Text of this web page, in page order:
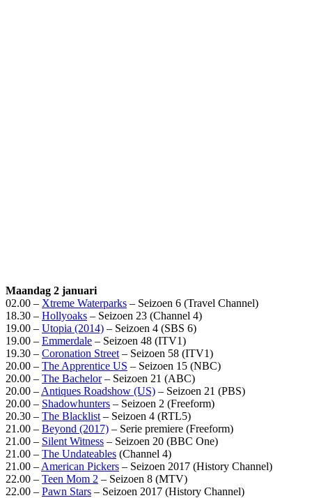
Maandag 2 januari
02.00 – Xtreme Waterparks – Seizoen 6 (Travel Channel)
18.30 – Hollyoaks – Seizoen 23 (Channel 4)
19.00 – Utopia (2014) – Seizoen 4 (SBS 6)
19.00 – Emmerdale – Seizoen 48 (ITV1)
19.30 – Coronation Street – Seizoen 58 (ITV1)
20.00 – The Apprentice US – Seizoen 15 (NBC)
20.00 – The Bachelor– Seizoen 21 (ABC)
20.00 – Antiques Roadshow (US) – Seizoen 21 (PBS)
20.00 – Shadowhunters – Seizoen 2 (Freeform)
20.30 – The Blacklist – Seizoen 4 (RTL5)
21.00 – Beyond (2017) – Serie premiere (Freeform)
21.00 – Silent Witness – Seizoen 20 (BBC One)
21.00 – The Undateables (Channel 4)
21.00 – American Pickers – Seizoen 2017 (History Channel)
22.00 – Teen Mom 2 – Seizoen 8 (MTV)
22.00 – Pawn Stars – Seizoen 2017 (History Channel)